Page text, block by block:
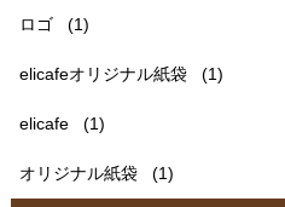
ロゴ (1)
elicafeオリジナル紙袋 (1)
elicafe (1)
オリジナル紙袋 (1)